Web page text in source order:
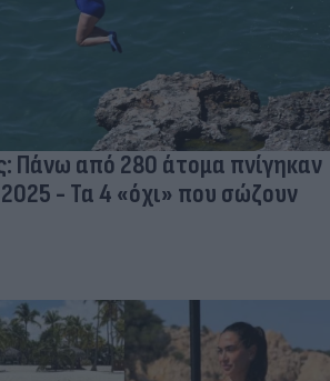
Πάνω από 280 άτομα πνίγηκαν
- Τα 4 «όχι» που σώζουν